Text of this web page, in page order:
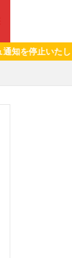
ます。）